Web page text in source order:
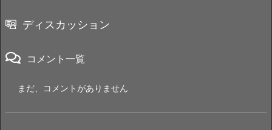
ディスカッション
コメント一覧
まだ、コメントがありません